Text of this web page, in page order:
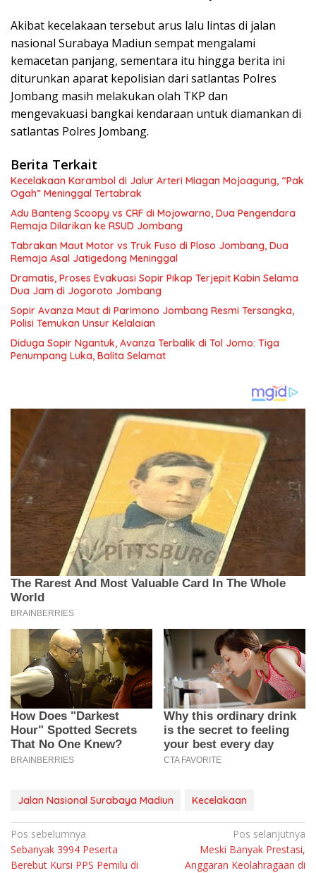
Akibat kecelakaan tersebut arus lalu lintas di jalan
nasional Surabaya Madiun sempat mengalami
kemacetan panjang, sementara itu hingga berita ini
diturunkan aparat kepolisian dari satlantas Polres
Jombang masih melakukan olah TKP dan
mengevakuasi bangkai kendaraan untuk diamankan di
satlantas Polres Jombang.
Berita Terkait
Kecelakaan Karambol di Jalur Arteri Miagan Mojoagung, “Pak
Ogah” Meninggal Tertabrak
Adu Banteng Scoopy vs CRF di Mojowarno, Dua Pengendara
Remaja Dilarikan ke RSUD Jombang
Tabrakan Maut Motor vs Truk Fuso di Ploso Jombang, Dua
Remaja Asal Jatigedong Meninggal
Dramatis, Proses Evakuasi Sopir Pikap Terjepit Kabin Selama
Dua Jam di Jogoroto Jombang
Sopir Avanza Maut di Parimono Jombang Resmi Tersangka,
Polisi Temukan Unsur Kelalaian
Diduga Sopir Ngantuk, Avanza Terbalik di Tol Jomo: Tiga
Penumpang Luka, Balita Selamat
Jalan Nasional Surabaya Madiun Kecelakaan
Navigasi
pos
Pos sebelumnya
Sebanyak 3994 Peserta
Berebut Kursi PPS Pemilu di
Pos selanjutnya
Meski Banyak Prestasi,
Anggaran Keolahragaan di